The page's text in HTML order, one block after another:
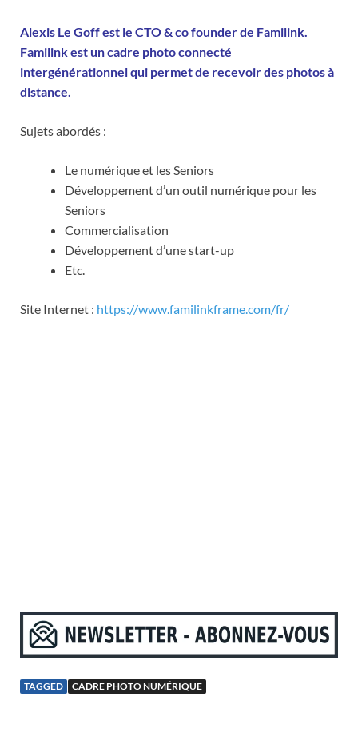
Alexis Le Goff est le CTO & co founder de Familink.
Familink est un cadre photo connecté
intergénérationnel qui permet de recevoir des photos à
distance.
Sujets abordés :
Le numérique et les Seniors
Développement d’un outil numérique pour les
Seniors
Commercialisation
Développement d’une start-up
Etc.
Site Internet : https://www.familinkframe.com/fr/
TAGGED CADRE PHOTO NUMÉRIQUE